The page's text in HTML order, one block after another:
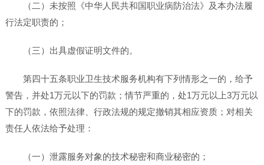
（二）未按照《中华人民共和国职业病防治法》及本办法履
行法定职责的；
（三）出具虚假证明文件的。
第四十五条职业卫生技术服务机构有下列情形之一的，给予
警告，并处1万元以下的罚款；情节严重的，处1万元以上3万元以
下的罚款，依照法律、行政法规的规定撤销其相应资质；对相关
责任人依法给予处理：
（一）泄露服务对象的技术秘密和商业秘密的；